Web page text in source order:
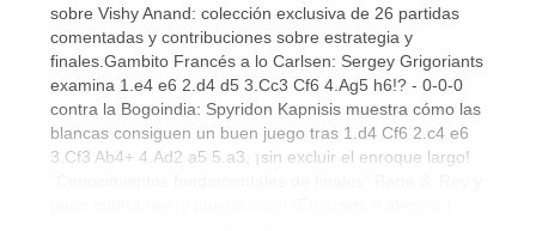
sobre Vishy Anand: colección exclusiva de 26 partidas
comentadas y contribuciones sobre estrategia y
finales.Gambito Francés a lo Carlsen: Sergey Grigoriants
examina 1.e4 e6 2.d4 d5 3.Cc3 Cf6 4.Ag5 h6!? - 0-0-0
contra la Bogoindia: Spyridon Kapnisis muestra cómo las
blancas consiguen un buen juego tras 1.d4 Cf6 2.c4 e6
3.Cf3 Ab4+ 4.Ad2 a5 5.a3, ¡sin excluir el enroque largo!